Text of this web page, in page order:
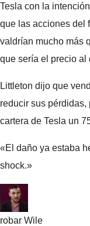
Tesla con la
que las acciones del
valdrían mucho más
que sería el precio al
Littleton dijo que
reducir sus
cartera de Tesla un
«El daño ya estaba
shock.»
robar Wile